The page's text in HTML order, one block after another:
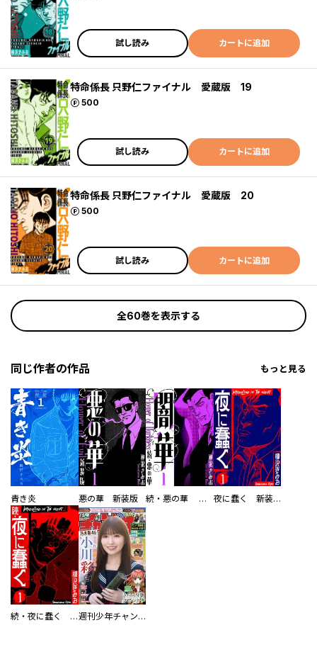
試し読み カートに追加
特命係長 只野仁ファイナル 愛蔵版 19
500
ポイント
試し読み カートに追加
特命係長 只野仁ファイナル 愛蔵版 20
500
ポイント
試し読み カートに追加
全60巻を表示する
同じ作者の作品 もっと見る
青き炎 悪の華 新装版 続・悪の華 闇華 新装版 夜に蠢く 新装版
続・夜に蠢く 新装版 週刊少年チャンピオン